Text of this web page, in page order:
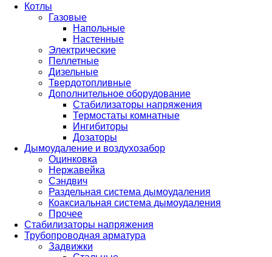
Котлы
Газовые
Напольные
Настенные
Электрические
Пеллетные
Дизельные
Твердотопливные
Дополнительное оборудование
Стабилизаторы напряжения
Термостаты комнатные
Ингибиторы
Дозаторы
Дымоудаление и воздухозабор
Оцинковка
Нержавейка
Сэндвич
Раздельная система дымоудаления
Коаксиальная система дымоудаления
Прочее
Стабилизаторы напряжения
Трубопроводная арматура
Задвижки